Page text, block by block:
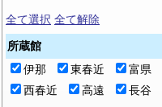
全て選択 全て解除
所蔵館
伊那
東春近 富県
西春近
高遠 長谷